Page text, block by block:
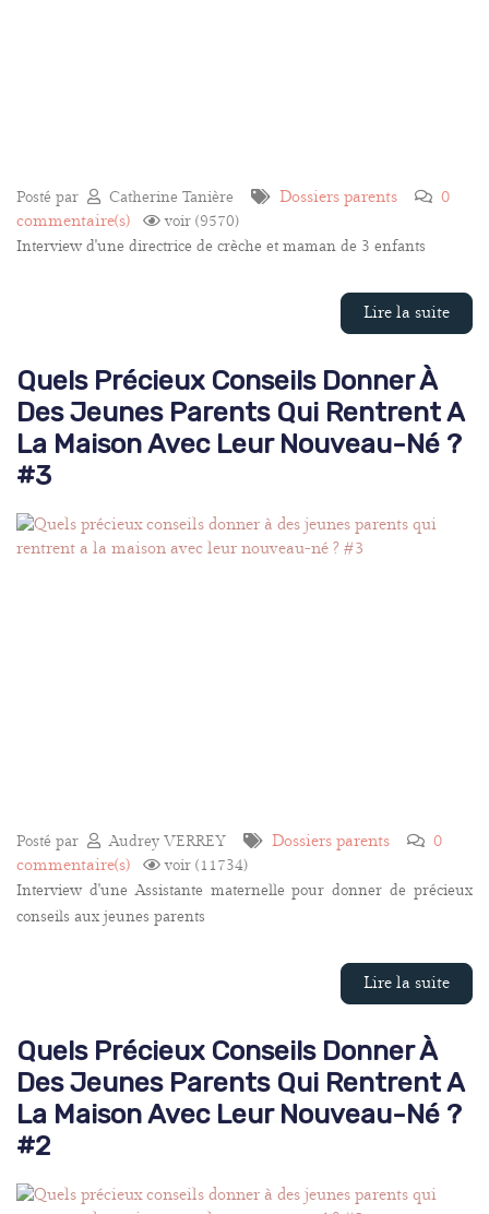
Posté par Catherine Tanière Dossiers parents
0
commentaire(s)
voir (9570)
Interview d'une directrice de crèche et maman de 3 enfants
Lire la suite
Quels Précieux Conseils Donner À
Des Jeunes Parents Qui Rentrent A
La Maison Avec Leur Nouveau-Né ?
#3
Posté par Audrey VERREY Dossiers parents
0
commentaire(s)
voir (11734)
Interview d'une Assistante maternelle pour donner de précieux
conseils aux jeunes parents
Lire la suite
Quels Précieux Conseils Donner À
Des Jeunes Parents Qui Rentrent A
La Maison Avec Leur Nouveau-Né ?
#2